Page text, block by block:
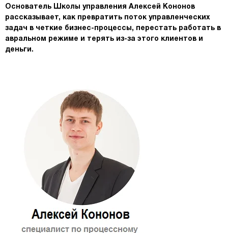
Основатель Школы управления Алексей Кононов
рассказывает, как превратить поток управленческих
задач в четкие бизнес-процессы, перестать работать в
авральном режиме и терять из-за этого клиентов и
деньги.